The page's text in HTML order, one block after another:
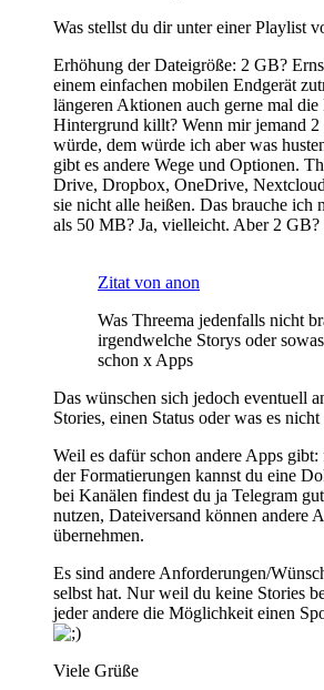
Was stellst du dir unter einer Playlist
Erhöhung der Dateigröße: 2 GB?
einem einfachen mobilen Endgerät
längeren Aktionen auch gerne mal die
Hintergrund killt? Wenn mir jemand
würde, dem würde ich aber was
gibt es andere Wege und Optionen.
Drive, Dropbox, OneDrive,
sie nicht alle heißen. Das brauche ich
als 50 MB? Ja, vielleicht. Aber 2 GB?
Zitat von anon
Was Threema jedenfalls nicht
irgendwelche Storys oder
schon x Apps
Das wünschen sich jedoch eventuell
Stories, einen Status oder was es
Weil es dafür schon andere Apps
der Formatierungen kannst du eine
bei Kanälen findest du ja Telegram
nutzen, Dateiversand können andere
übernehmen.
Es sind andere Anforderungen/
selbst hat. Nur weil du keine Stories
jeder andere die Möglichkeit einen
Viele Grüße